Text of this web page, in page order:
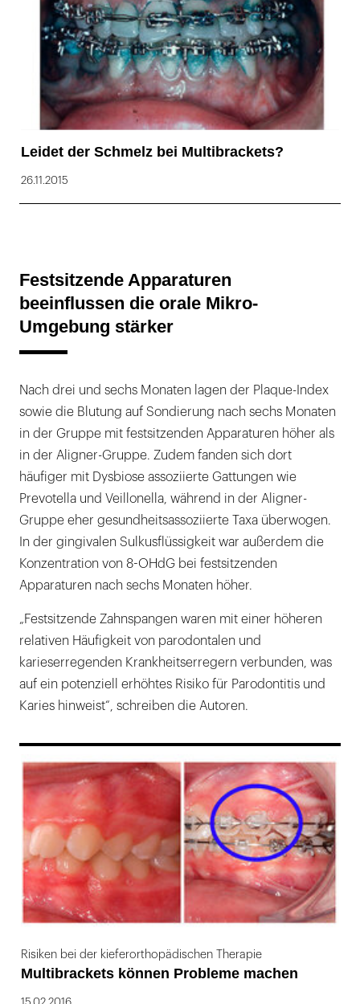
Leidet der Schmelz bei Multibrackets?
26.11.2015
Festsitzende Apparaturen
beeinflussen die orale Mikro-
Umgebung stärker
Nach drei und sechs Monaten lagen der Plaque-Index
sowie die Blutung auf Sondierung nach sechs Monaten
in der Gruppe mit festsitzenden Apparaturen höher als
in der Aligner-Gruppe. Zudem fanden sich dort
häufiger mit Dysbiose assoziierte Gattungen wie
Prevotella und Veillonella, während in der Aligner-
Gruppe eher gesundheitsassoziierte Taxa überwogen.
In der gingivalen Sulkusflüssigkeit war außerdem die
Konzentration von 8-OHdG bei festsitzenden
Apparaturen nach sechs Monaten höher.
„Festsitzende Zahnspangen waren mit einer höheren
relativen Häufigkeit von parodontalen und
karieserregenden Krankheitserregern verbunden, was
auf ein potenziell erhöhtes Risiko für Parodontitis und
Karies hinweist“, schreiben die Autoren.
169
Risiken bei der kieferorthopädischen Therapie
Multibrackets können Probleme machen